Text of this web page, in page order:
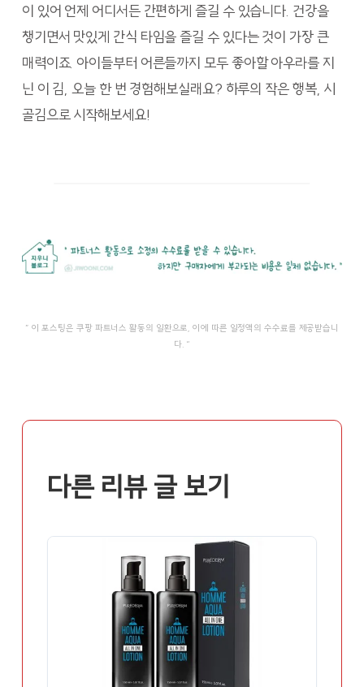
이 있어 언제 어디서든 간편하게 즐길 수 있습니다. 건강을
챙기면서 맛있게 간식 타임을 즐길 수 있다는 것이 가장 큰
매력이죠. 아이들부터 어른들까지 모두 좋아할 아우라를 지
닌 이 김, 오늘 한 번 경험해보실래요? 하루의 작은 행복, 시
골김으로 시작해보세요!
” 이 포스팅은 쿠팡 파트너스 활동의 일환으로, 이에 따른 일정액의 수수료를 제공받습니
다. “
다른 리뷰 글 보기